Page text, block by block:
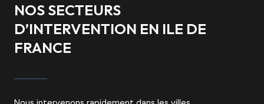
NOS SECTEURS
D’INTERVENTION EN ILE DE
FRANCE